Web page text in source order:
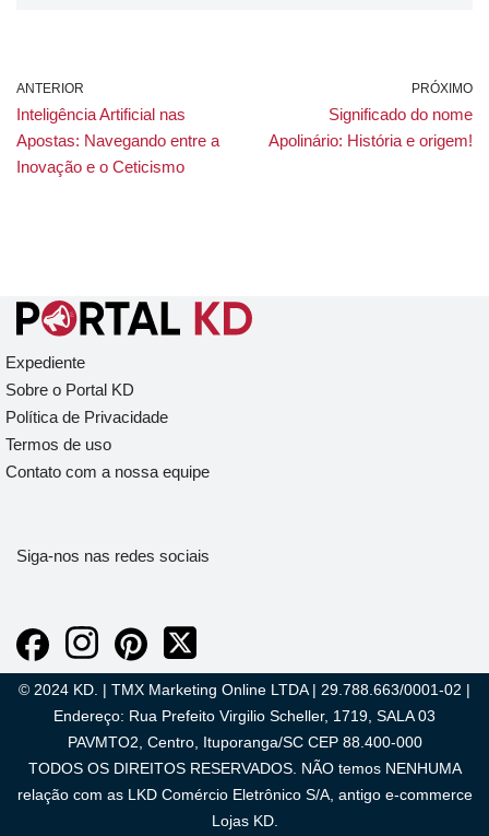
ANTERIOR
Inteligência Artificial nas
Apostas: Navegando entre a
Inovação e o Ceticismo
PRÓXIMO
Significado do nome
Apolinário: História e origem!
Expediente
Sobre o Portal KD
Política de Privacidade
Termos de uso
Contato com a nossa equipe
Siga-nos nas redes sociais
© 2024 KD. | TMX Marketing Online LTDA | 29.788.663/0001-02 |
Endereço: Rua Prefeito Virgilio Scheller, 1719, SALA 03
PAVMTO2, Centro, Ituporanga/SC CEP 88.400-000
TODOS OS DIREITOS RESERVADOS. NÃO temos NENHUMA
relação com as LKD Comércio Eletrônico S/A, antigo e-commerce
Lojas KD.